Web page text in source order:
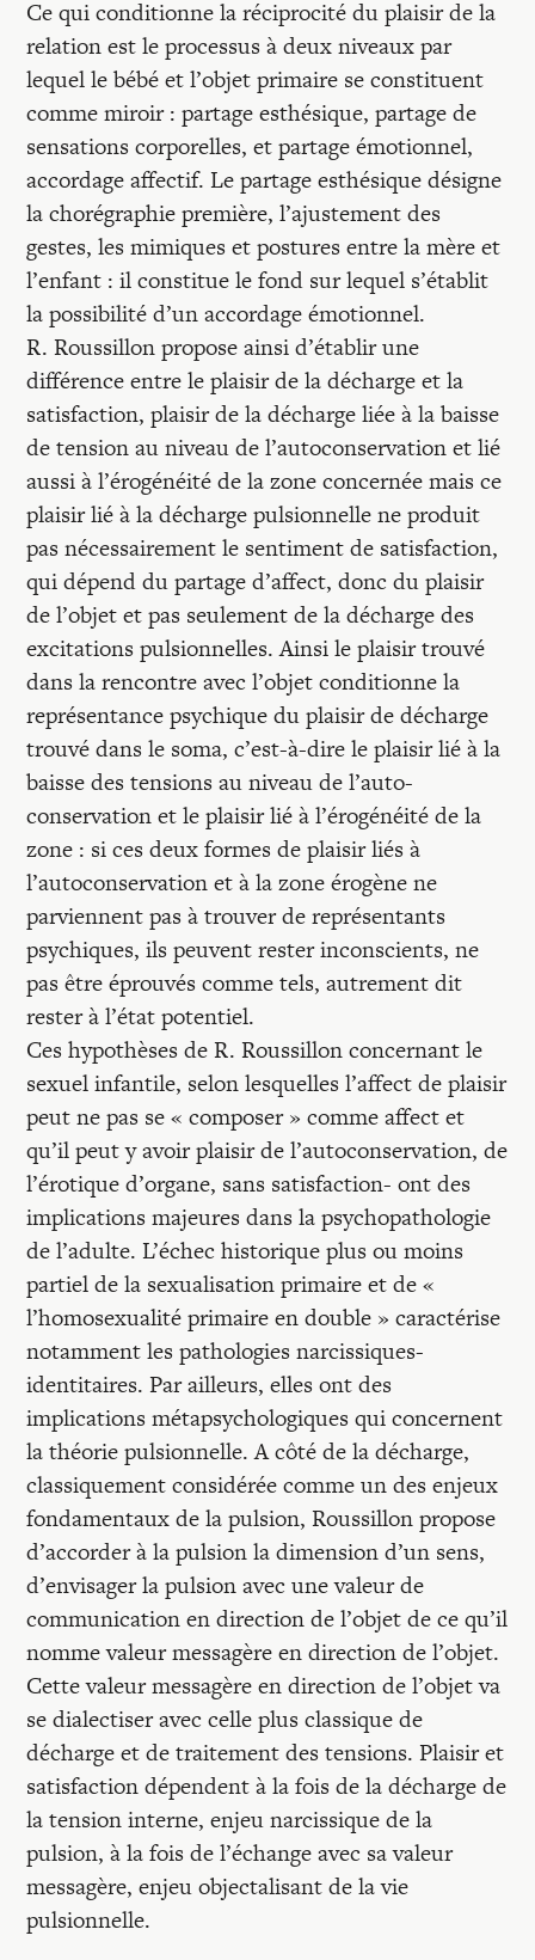
Ce qui conditionne la réciprocité du plaisir de la
relation est le processus à deux niveaux par
lequel le bébé et l’objet primaire se constituent
comme miroir : partage esthésique, partage de
sensations corporelles, et partage émotionnel,
accordage affectif. Le partage esthésique désigne
la chorégraphie première, l’ajuste­ment des
gestes, les mimiques et postures entre la mère et
l’enfant : il constitue le fond sur lequel s’établit
la possibilité d’un accordage émotionnel.
R. Roussillon propose ainsi d’établir une
différence entre le plaisir de la décharge et la
satisfaction, plaisir de la décharge liée à la baisse
de tension au niveau de l’autoconservation et lié
aussi à l’érogénéité de la zone concernée mais ce
plaisir lié à la décharge pulsionnelle ne produit
pas nécessairement le sentiment de satisfaction,
qui dépend du partage d’affect, donc du plaisir
de l’objet et pas seulement de la décharge des
excitations pul­sionnelles. Ainsi le plaisir trouvé
dans la rencontre avec l’objet conditionne la
représentance psychique du plaisir de décharge
trouvé dans le soma, c’est-à-dire le plaisir lié à la
baisse des tensions au niveau de l’auto-
conservation et le plaisir lié à l’érogénéité de la
zone : si ces deux formes de plaisir liés à
l’autoconservation et à la zone érogène ne
parviennent pas à trouver de représentants
psychiques, ils peuvent rester inconscients, ne
pas être éprouvés comme tels, autrement dit
rester à l’état potentiel.
Ces hypothèses de R. Roussillon concernant le
sexuel infantile, selon lesquelles l’affect de plaisir
peut ne pas se « composer » comme affect et
qu’il peut y avoir plaisir de l’autoconservation, de
l’érotique d’organe, sans satisfaction- ont des
implications majeures dans la psychopa­thologie
de l’adulte. L’échec historique plus ou moins
partiel de la sexualisation primaire et de «
l’homosexualité primaire en double » caractérise
notamment les pathologies narcissiques-
identitaires. Par ailleurs, elles ont des
implications métapsycho­logiques qui concernent
la théorie pulsionnelle. A côté de la décharge,
classiquement considé­rée comme un des enjeux
fondamentaux de la pulsion, Roussillon propose
d’accorder à la pulsion la dimension d’un sens,
d’envisager la pulsion avec une valeur de
communication en direction de l’objet de ce qu’il
nomme valeur messagère en direction de l’objet.
Cette valeur messagère en direction de l’objet va
se dialectiser avec celle plus classique de
décharge et de traitement des tensions. Plaisir et
satisfaction dépendent à la fois de la décharge de
la tension interne, enjeu narcissique de la
pulsion, à la fois de l’échange avec sa valeur
messagère, enjeu objectalisant de la vie
pulsionnelle.